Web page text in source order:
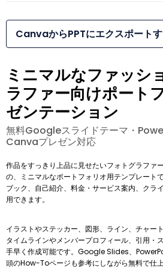
CanvaからPPTにエクスポート
ミニマルなファッシ
ラファー向けポート
ゼンテーション
無料Googleスライドテーマ・
Canvaプレゼン対応
作品をすっきり上品に見せたいフォトグラファ
の、ミニマルなポートフォリオ用テンプレート
ブック、自己紹介、料金・サービス案内、クラ
用できます。
イラストやステッカー、図形、ライン、チャー
タイムラインやメンバープロフィール、引用・
手早く作成可能です。Google Slides、
頭のHow-Toページも参考にしながら無料で仕上